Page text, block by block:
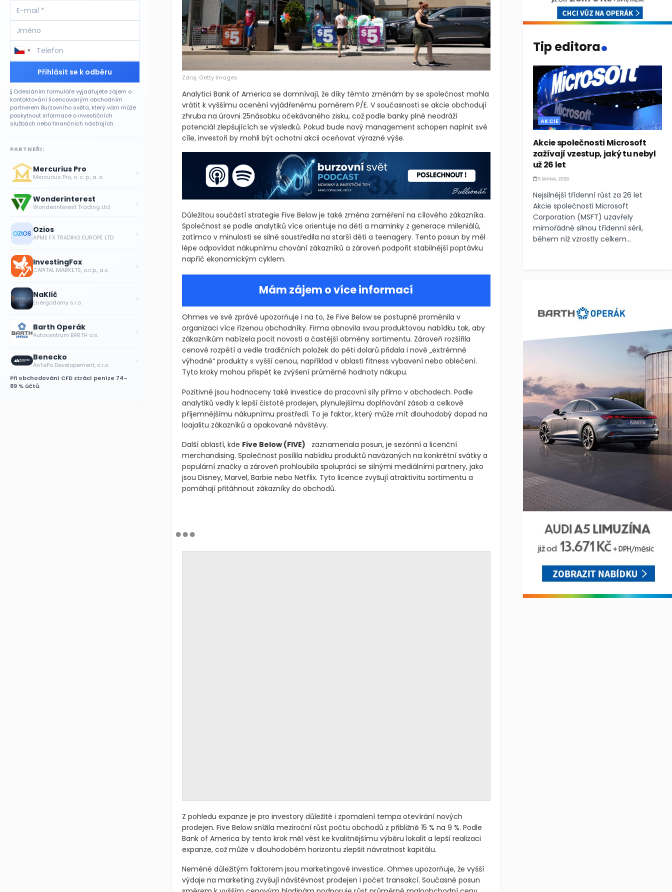
Zdroj: Getty Images
Analytici Bank of America se domnívají, že díky těmto změnám by se společnost mohla
vrátit k vyššímu ocenění vyjádřenému poměrem P/E. V současnosti se akcie obchodují
zhruba na úrovni 25násobku očekávaného zisku, což podle banky plně neodráží
potenciál zlepšujících se výsledků. Pokud bude nový management schopen naplnit své
cíle, investoři by mohli být ochotni akcii oceňovat výrazně výše.
Důležitou součástí strategie Five Below je také změna zaměření na cílového zákazníka.
Společnost se podle analytiků více orientuje na děti a maminky z generace mileniálů,
zatímco v minulosti se silně soustředila na starší děti a teenagery. Tento posun by měl
lépe odpovídat nákupnímu chování zákazníků a zároveň podpořit stabilnější poptávku
napříč ekonomickým cyklem.
Mám zájem o více informací
Ohmes ve své zprávě upozorňuje i na to, že Five Below se postupně proměnila v
organizaci více řízenou obchodníky. Firma obnovila svou produktovou nabídku tak, aby
zákazníkům nabízela pocit novosti a častější obměny sortimentu. Zároveň rozšířila
cenové rozpětí a vedle tradičních položek do pěti dolarů přidala i nové „extrémně
výhodné“ produkty s vyšší cenou, například v oblasti fitness vybavení nebo oblečení.
Pozitivně jsou hodnoceny také investice do pracovní síly přímo v obchodech. Podle
analytiků vedly k lepší čistotě prodejen, plynulejšímu doplňování zásob a celkově
příjemnějšímu nákupnímu prostředí. To je faktor, který může mít dlouhodobý dopad na
loajalitu zákazníků a opakované návštěvy.
Další oblastí, kdeFive Below(FIVE) zaznamenala posun, je sezónní a licenční
merchandising. Společnost posílila nabídku produktů navázaných na konkrétní svátky a
populární značky a zároveň prohloubila spolupráci se silnými mediálními partnery, jako
jsou Disney, Marvel, Barbie nebo Netflix. Tyto licence zvyšují atraktivitu sortimentu a
Z pohledu expanze je pro investory důležité i zpomalení tempa otevírání nových
prodejen. Five Below snížila meziroční růst počtu obchodů z přibližně 15 % na 9 %. Podle
Bank of America by tento krok měl vést ke kvalitnějšímu výběru lokalit a lepší realizaci
Neméně důležitým faktorem jsou marketingové investice. Ohmes upozorňuje, že vyšší
Přihlásit se k odběru
Odesláním formuláře vyjadřujete zájem o
kontaktování licencovaným obchodním
partnerem Burzovního světa, který vám může
poskytnout informace o investičních
službách nebo finančních nástrojích.
PARTNEŘI:
Mercurius Pro
Mercurius Pro, o. c. p., a. s. ›
Wonderinterest
Wonderinterest Trading Ltd ›
Ozios
APME FX TRADING EUROPE LTD ›
InvestingFox
CAPITAL MARKETS, o.c.p., a.s. ›
NaKlíč
Energodomy s.r.o. ›
Barth Operák
Autocentrum BARTH a.s. ›
Benecko
AnTePo Developement, s.r.o. ›
Při obchodování CFD ztrácí peníze 74–
89 % účtů.
Tip editora.
AKCIE
Akcie společnosti Microsoft
zažívají vzestup, jaký tu nebyl
už 26 let
5 SRPNA, 2026
Nejsilnější třídenní růst za 26 let
Akcie společnosti Microsoft
Corporation (MSFT) uzavřely
mimořádně silnou třídenní sérii,
během níž vzrostly celkem...